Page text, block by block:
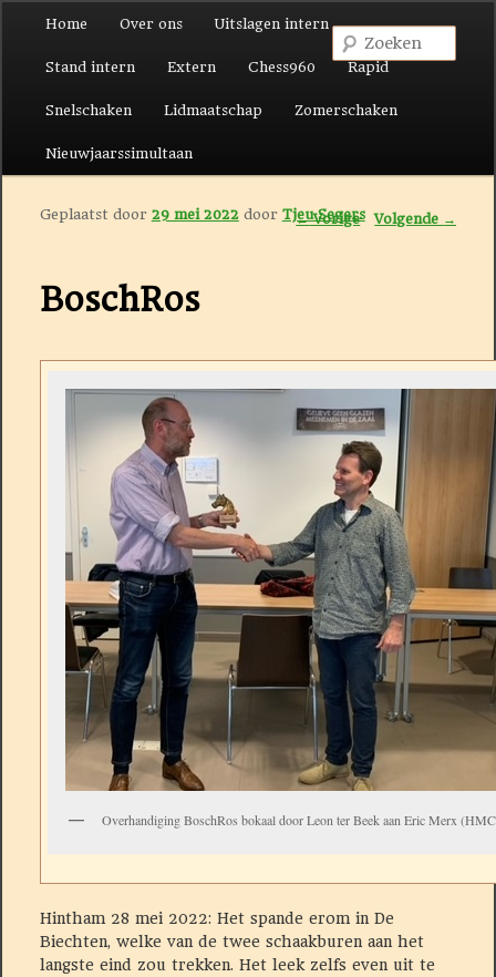
Spring naar de primaire inhoud
Spring naar de secundaire inhoud
Home Over ons Uitslagen intern
Stand intern Extern Chess960 Rapid
Snelschaken Lidmaatschap Zomerschaken
Nieuwjaarssimultaan
Berichtnavigatie
←Vorige Volgende →
BoschRos
Geplaatst door 29 mei 2022 door Tjeu Segers
Overhandiging BoschRos bokaal door Leon ter Beek aan Eric Merx
Hintham 28 mei 2022: Het spande erom in De
Biechten, welke van de twee schaakburen aan het
langste eind zou trekken. Het leek zelfs even uit te